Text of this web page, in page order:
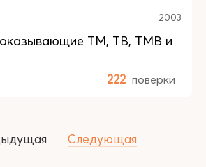
2003
ТМ, ТВ, TMB и
222 поверки
Следующая